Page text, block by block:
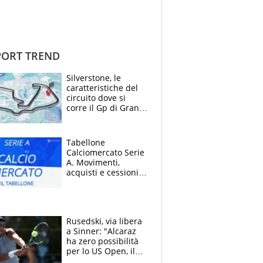
TREND
Silverstone, le
caratteristiche del
circuito dove si
corre il Gp di Gran
Tabellone
Calciomercato Serie
A. Movimenti,
acquisti e cessioni:
Rusedski, via libera
a Sinner: "Alcaraz
ha zero possibilità
per lo US Open, il